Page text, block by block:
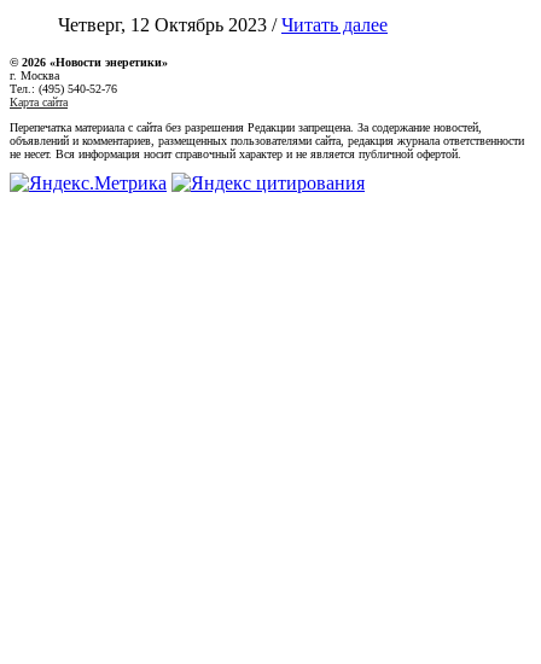
Четверг, 12 Октябрь 2023 /Читать далее
© 2026 «Новости энеретики»
г. Москва
Тел.: (495) 540-52-76
Карта сайта
Перепечатка материала с сайта без разрешения Редакции запрещена. За содержание новостей,
объявлений и комментариев, размещенных пользователями сайта, редакция журнала ответственности
не несет. Вся информация носит справочный характер и не является публичной офертой.